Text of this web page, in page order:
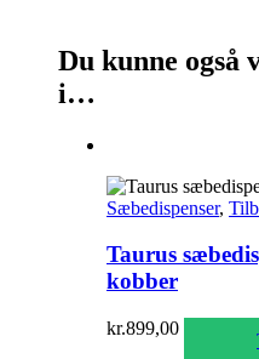
Du kunne også
i…
Sæbedispenser,
Taurus
kobber
kr.899,00